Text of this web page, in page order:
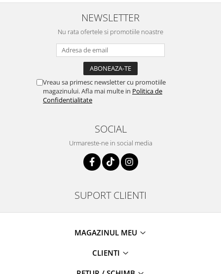
NEWSLETTER
Nu rata ofertele si promotiile noastre
Vreau sa primesc newsletter cu promotiile
magazinului. Afla mai multe in Politica de
Confidentialitate
SOCIAL
Urmareste-ne in social media
SUPORT CLIENTI
MAGAZINUL MEU
CLIENTI